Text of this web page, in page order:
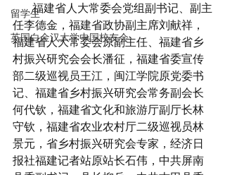
留学生
英国白金汉大学中国校友会
       福建省人大常委会党组副书记、副主
任李德金，福建省政协副主席刘献祥，
福建省人大常委会原副主任、福建省乡
村振兴研究会会长潘征，福建省委宣传
部二级巡视员王江，闽江学院原党委书
记、福建省乡村振兴研究会常务副会长
何代钦，福建省文化和旅游厅副厅长林
守钦，福建省农业农村厅二级巡视员林
景元，省乡村振兴研究会专家，经济日
报社福建记者站原站长石伟，中共屏南